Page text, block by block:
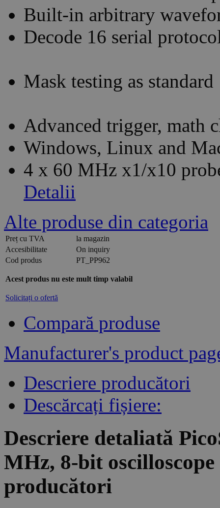
Built-in arbitrary
Decode 16 serial
Mask testing as standard
Advanced trigger, math
Windows, Linux and
4 x 60 MHz x1/x10
Detalii
Alte produse din categoria
Preț cu TVA
la magazin
Accesibilitate
On inquiry
Cod produs
PT_PP962
Acest produs nu este mult timp valabil
Solicitați o ofertă
Compară produse
Manufacturer's product
Descriere producători
Descărcați fișiere:
Descriere detaliată
MHz, 8-bit
producători